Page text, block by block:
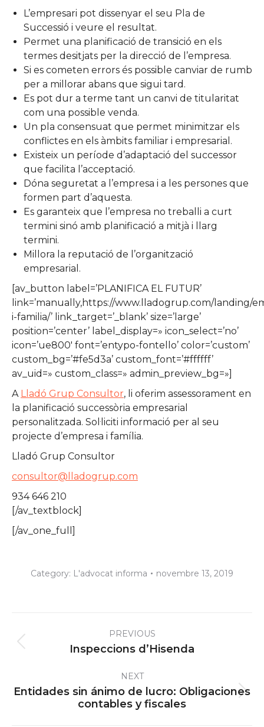
L’empresari pot dissenyar el seu Pla de
Successió i veure el resultat.
Permet una planificació de transició en els
termes desitjats per la direcció de l’empresa.
Si es cometen errors és possible canviar de rumb
per a millorar abans que sigui tard.
Es pot dur a terme tant un canvi de titularitat
com una possible venda.
Un pla consensuat que permet minimitzar els
conflictes en els àmbits familiar i empresarial.
Existeix un període d’adaptació del successor
que facilita l’acceptació.
Dóna seguretat a l’empresa i a les persones que
formen part d’aquesta.
Es garanteix que l’empresa no treballi a curt
termini sinó amb planificació a mitjà i llarg
termini.
Millora la reputació de l’organització
empresarial.
[av_button label=’PLANIFICA EL FUTUR’
link=’manually,https://www.lladogrup.com/landing/
i-familia/’ link_target=’_blank’ size=’large’
position=’center’ label_display=» icon_select=’no’
icon=’ue800′ font=’entypo-fontello’ color=’custom’
custom_bg=’#fe5d3a’ custom_font=’#ffffff’
av_uid=» custom_class=» admin_preview_bg=»]
A Lladó Grup Consultor, li oferim assessorament en
la planificació successòria empresarial
personalitzada. Sol·liciti informació per al seu
projecte d’empresa i família.
Lladó Grup Consultor
consultor@lladogrup.com
934 646 210
[/av_textblock]
[/av_one_full]
Category: L'advocat informa novembre 13, 2019
navigationPREVIOUS
Previous
Inspeccions d’Hisenda
NEXT
Next
post:
Entidades sin ánimo de lucro: Obligaciones
contables y fiscales